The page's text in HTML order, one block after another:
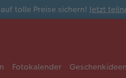
auf tolle Preise sichern!Jetzt
Fotokalender Geschenkideen